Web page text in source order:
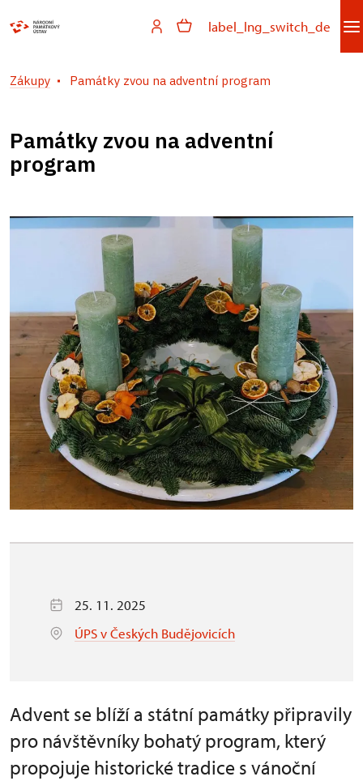
label_lng_switch_de
Zákupy Památky zvou na adventní program
Památky zvou na adventní
program
25. 11. 2025
ÚPS v Českých Budějovicích
Advent se blíží a státní památky připravily
pro návštěvníky bohatý program, který
propojuje historické tradice s vánoční